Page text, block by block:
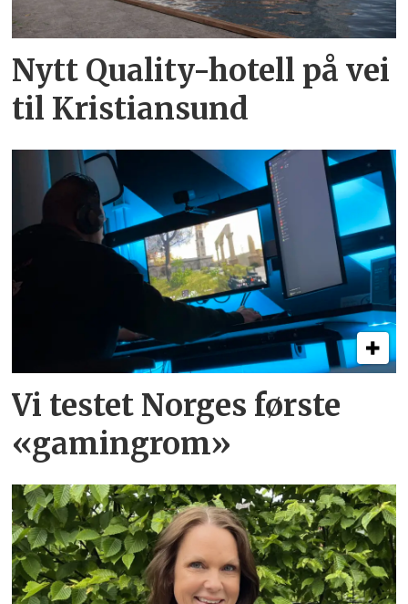
Nytt Quality-hotell på vei
til Kristiansund
Vi testet Norges første
«gamingrom»